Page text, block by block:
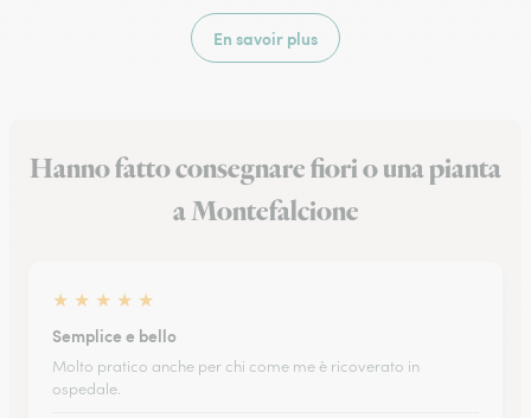
En savoir plus
Hanno fatto consegnare fiori o una pianta
a Montefalcione
★ ★ ★ ★ ★
Semplice e bello
Molto pratico anche per chi come me è ricoverato in
ospedale.